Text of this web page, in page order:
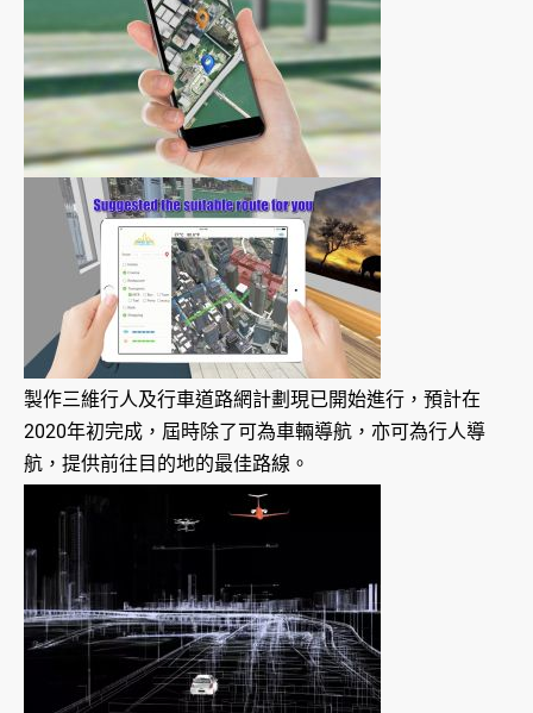
製作三維行人及行車道路網計劃現已開始進行，預計在
2020年初完成，屆時除了可為車輛導航，亦可為行人導
航，提供前往目的地的最佳路線。